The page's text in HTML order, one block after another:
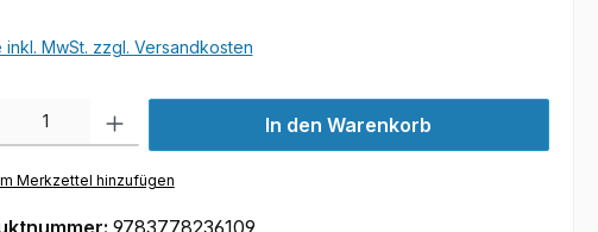
inkl. MwSt. zzgl. Versandkosten
Anzahl: Gib den gewünschten Wert ein oder benutze die Schaltflächen
In den Warenkorb
Merkzettel hinzufügen
9783778236109